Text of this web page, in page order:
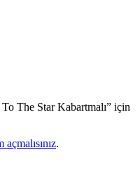
The Star Kabartmalı” için
açmalısınız.